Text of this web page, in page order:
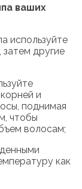
ваших
используйте
другие
и
поднимая
чтобы
волосам;
как